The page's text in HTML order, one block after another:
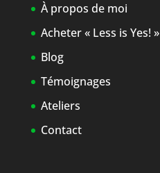
À propos de moi
Acheter « Less is Yes! »
Blog
Témoignages
Ateliers
Contact